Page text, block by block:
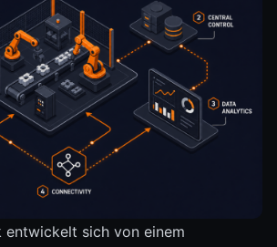
entwickelt sich von einem